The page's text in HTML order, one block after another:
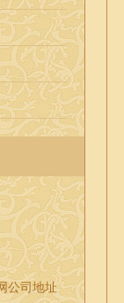
公司地址